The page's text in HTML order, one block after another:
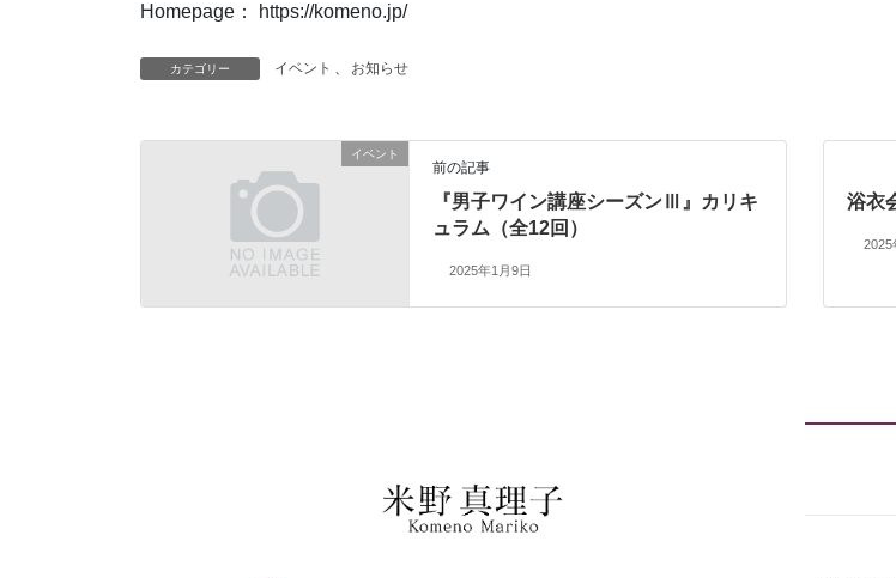
Homepage： https://komeno.jp/
カテゴリー イベント お知らせ
イベント
前の記事
『男子ワイン講座シーズンⅢ』カリキ
ュラム（全12回）
2025年1月9日
浴衣
2025